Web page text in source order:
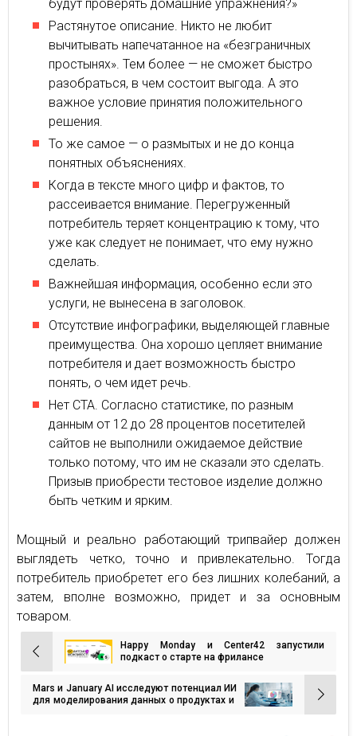
будут проверять домашние упражнения?»
Растянутое описание. Никто не любит
вычитывать напечатанное на «безграничных
простынях». Тем более — не сможет быстро
разобраться, в чем состоит выгода. А это
важное условие принятия положительного
решения.
То же самое — о размытых и не до конца
понятных объяснениях.
Когда в тексте много цифр и фактов, то
рассеивается внимание. Перегруженный
потребитель теряет концентрацию к тому, что
уже как следует не понимает, что ему нужно
сделать.
Важнейшая информация, особенно если это
услуги, не вынесена в заголовок.
Отсутствие инфографики, выделяющей главные
преимущества. Она хорошо цепляет внимание
потребителя и дает возможность быстро
понять, о чем идет речь.
Нет СТА. Согласно статистике, по разным
данным от 12 до 28 процентов посетителей
сайтов не выполнили ожидаемое действие
только потому, что им не сказали это сделать.
Призыв приобрести тестовое изделие должно
быть четким и ярким.
Мощный и реально работающий трипвайер должен
выглядеть четко, точно и привлекательно. Тогда
потребитель приобретет его без лишних колебаний, а
затем, вполне возможно, придет и за основным
товаром.
Навигация
по
записям
Happy Monday и Center42 запустили
подкаст о старте на фрилансе
Mars и January AI исследуют потенциал ИИ
для моделирования данных о продуктах и ​​